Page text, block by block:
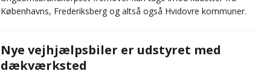
Københavns, Frederiksberg og altså også Hvidovre kommuner.
Nye vejhjælpsbiler er udstyret med
dækværksted